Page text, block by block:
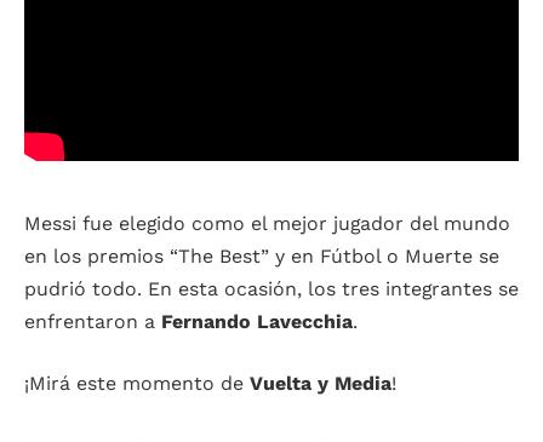
Messi fue elegido como el mejor jugador del mundo
en los premios “The Best” y en Fútbol o Muerte se
pudrió todo. En esta ocasión, los tres integrantes se
enfrentaron a Fernando Lavecchia.
¡Mirá este momento de Vuelta y Media!